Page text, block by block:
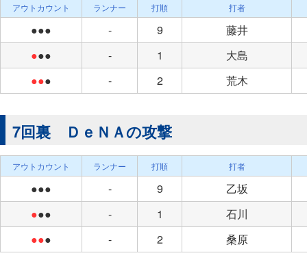
アウトカウント ランナー 打順 打者
●●● - 9
藤井
●●● - 1
大島
●●● - 2 荒木
7回裏 ＤｅＮＡの攻撃
アウトカウント ランナー 打順 打者
●●● - 9
乙坂
●●● - 1
石川
●●● - 2 桑原